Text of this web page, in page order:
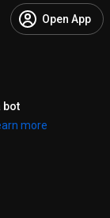
Open App
bot
more